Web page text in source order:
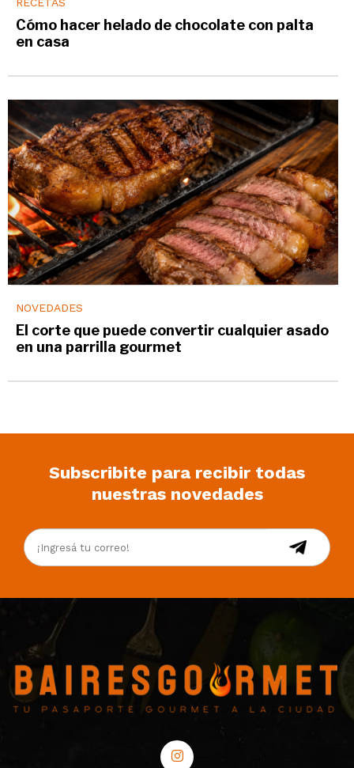
Cómo hacer helado de chocolate con palta
en casa
NOVEDADES
El corte que puede convertir cualquier asado
en una parrilla gourmet
Subscribite para recibir todas
nuestras novedades